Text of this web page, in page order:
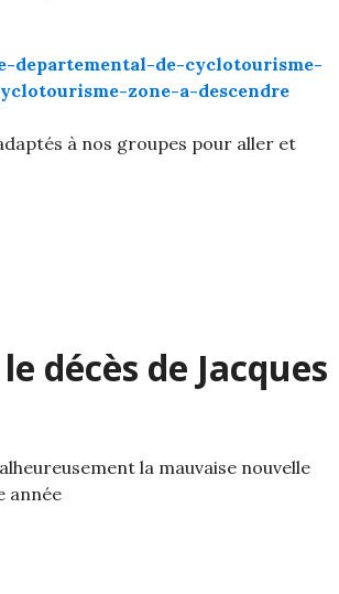
departemental-de-cyclotourisme-
zone-a-descendre
à nos groupes pour aller et
décès de Jacques
la mauvaise nouvelle
année